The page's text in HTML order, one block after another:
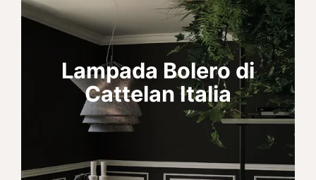
Lampada Bolero di
Cattelan Italia